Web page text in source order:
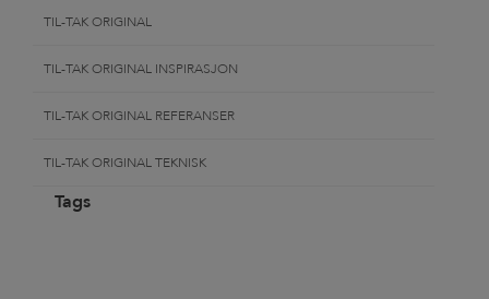
TIL-TAK ORIGINAL
TIL-TAK ORIGINAL INSPIRASJON
TIL-TAK ORIGINAL REFERANSER
TIL-TAK ORIGINAL TEKNISK
Tags